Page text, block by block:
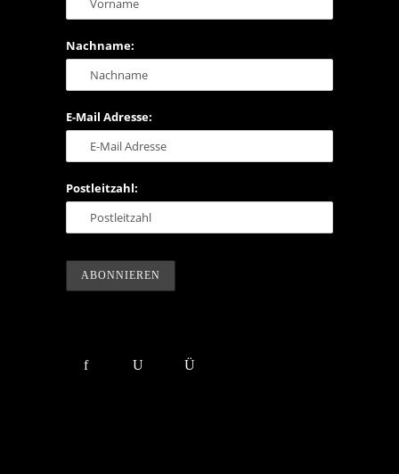
Nachname:
E-Mail Adresse:
Postleitzahl: